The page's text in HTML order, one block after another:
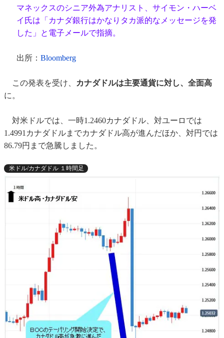
マネックスのシニア外為アナリスト、サイモン・ハーベ
イ氏は「カナダ銀行はかなりタカ派的なメッセージを発
した」と電子メールで指摘。
出所： Bloomberg
この発表を受け、
カナダドルは主要通貨に対し、全面高
に。
対米ドルでは、一時1.2460カナダドル、対ユーロでは
1.4991カナダドルまでカナダドル高が進んだほか、対円では
86.79円まで急騰しました。
米ドル/カナダドル １時間足